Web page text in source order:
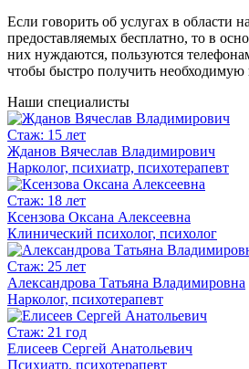
Если говорить об услугах в области
предоставляемых бесплатно, то в
них нуждаются, пользуются
чтобы быстро получить
Наши специалисты
Стаж: 15 лет
Жданов Вячеслав Владимирович
Нарколог, психиатр, психотерапевт
Стаж: 18 лет
Ксензова Оксана Алексеевна
Клинический психолог, психолог
Стаж: 25 лет
Александрова Татьяна Владимировна
Нарколог, психотерапевт
Стаж: 21 год
Елисеев Сергей Анатольевич
Психиатр, психотерапевт